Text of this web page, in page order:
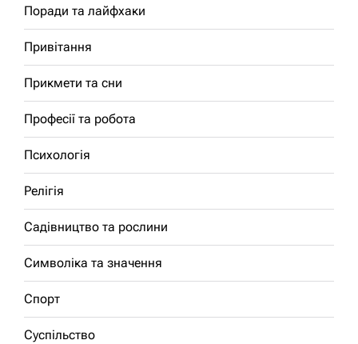
Поради та лайфхаки
Привітання
Прикмети та сни
Професії та робота
Психологія
Релігія
Садівництво та рослини
Символіка та значення
Спорт
Суспільство